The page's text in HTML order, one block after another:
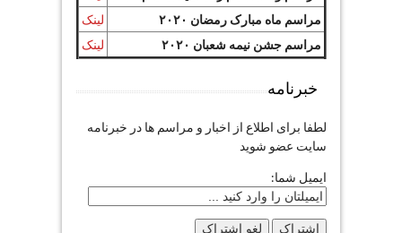
مراسم ماه مبارک رمضان ۲۰۲۰
لینک
مراسم جشن نیمه شعبان ۲۰۲۰
لینک
خبرنامه
لطفا برای اطلاع از اخبار و مراسم ها در خبرنامه
سایت عضو شوید
ایمیل شما: